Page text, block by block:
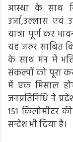
आस्था के साथ
उर्जा,उल्लास एवं
यात्रा पूर्ण कर
यह जरुर साबित
के साथ मन में
संकल्पों को पूरा
में एक मिसाल
जनप्रतिनिधि ने
151 किलोमीटर
सन्देश भी दिया है।